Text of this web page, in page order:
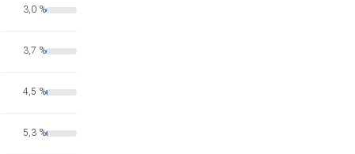
3,0 %
3,7 %
4,5 %
5,3 %